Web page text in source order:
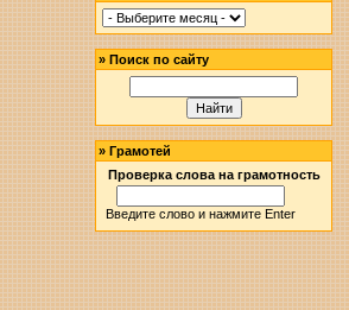
»Поиск по сайту
»Грамотей
Проверка слова на грамотность
Введите слово и нажмите Enter